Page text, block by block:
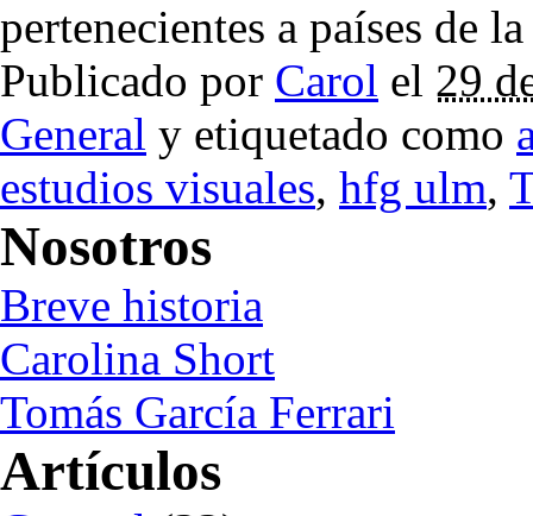
pertenecientes a países de
Publicado por Carol el 29
General y etiquetado como
estudios visuales, hfg ulm,
Nosotros
Breve historia
Carolina Short
Tomás García Ferrari
Artículos